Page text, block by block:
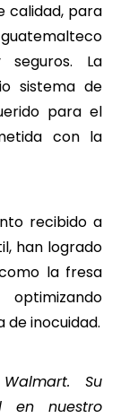
calidad, para
seguros. La
sistema de
para el
con la
recibido a
han logrado
la fresa
de inocuidad.
Su
en nuestro